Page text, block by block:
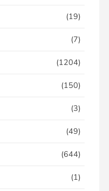
(19)
(7)
(1204)
(150)
(3)
(49)
(644)
(1)